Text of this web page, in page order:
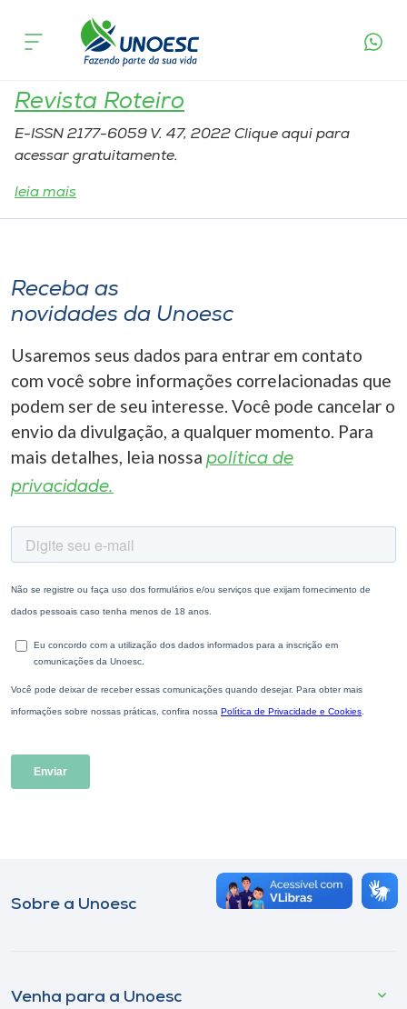
Cursos
Onde estamos
Pesquisa
Atendimento ao Estudante
A
I.nova
Diplomados
Cultura
CPA
Biblioteca
Editora
Rádio
Store
Selecione
o idioma
Tipo: Revista Científica
Revista Roteiro
E-ISSN 2177-6059 V. 47, 2022 Clique aqui para
acessar gratuitamente.
leia mais
Receba as
novidades da Unoesc
Usaremos seus dados para entrar em contato
com você sobre informações correlacionadas que
podem ser de seu interesse. Você pode cancelar o
envio da divulgação, a qualquer momento. Para
mais detalhes, leia nossa política de
privacidade.
Sobre a Unoesc
Venha para a Unoesc